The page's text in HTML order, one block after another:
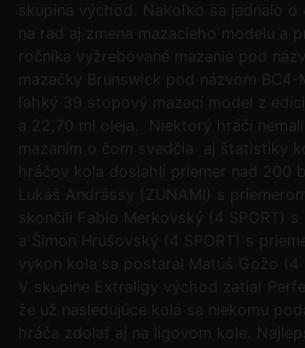
skupina východ. Nakoľko sa jednalo
na rad aj zmena mazacieho modelu a
ročníka vyžrebované mazanie pod
mazačky Brunswick pod názvom BC4-
ľahký 39 stopový mazací model z
a 22,70 ml oleja. Niektorý hráči
mazaním o čom svedčia aj štatistiky
hráčov kola dosiahli priemer nad 200
Lukáš Andrássy (ZUNAMI) s
skončili Fabio Merkovský (4 SPORT)
a Šimon Hrušovský (4 SPORT) s
výkon kola sa postaral Matúš Gožo (4
V skupine Extraligy východ zatiaľ
že už nasledujúce kolá sa niekomu
hráča zdolať aj na ligovom kole.